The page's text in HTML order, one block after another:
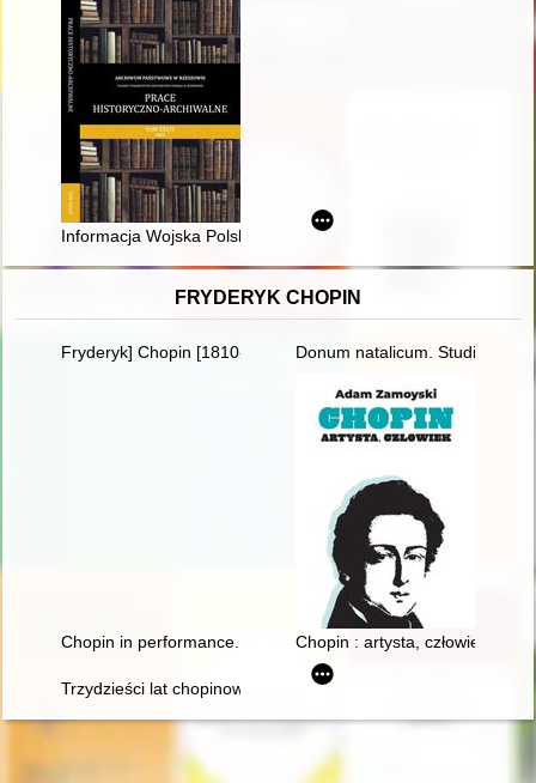
Informacja Wojska Polskiego wobec andersowców w latach
FRYDERYK CHOPIN
Fryderyk] Chopin [1810-1849] Donum natalicum. Studia
Chopin in performance. History, theory, practice
Chopin : artysta, człowiek
Trzydzieści lat chopinowskich festiwali w Antoninie